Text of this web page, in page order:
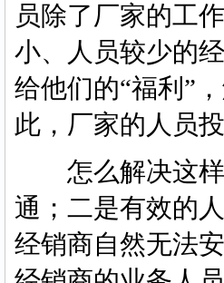
员除了厂家的工
小、人员较少的
给他们的“福利”
此，厂家的人员
怎么解决这样
通；二是有效的
经销商自然无法